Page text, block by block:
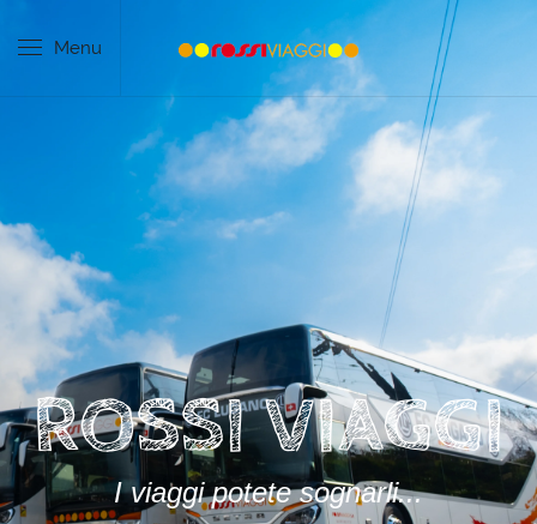
Menu
ROSSI VIAGGI
I viaggi potete sognarli...